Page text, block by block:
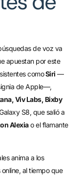
de voz va
apuestan por este
comoSiri —
de Apple—,
Viv Labs, Bixby
S8, que salió a
Alexiao el flamante
anima a los
al tiempo que